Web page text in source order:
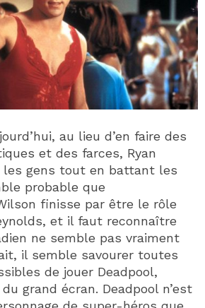
au lieu d’en faire des
et des farces, Ryan
les gens tout en battant les
probable que
finisse par être le rôle
et il faut reconnaître
ne semble pas vraiment
il semble savourer toutes
de jouer Deadpool,
grand écran. Deadpool n’est